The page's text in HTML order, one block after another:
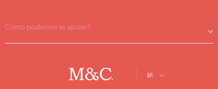
Como podemos te ajudar?
BR